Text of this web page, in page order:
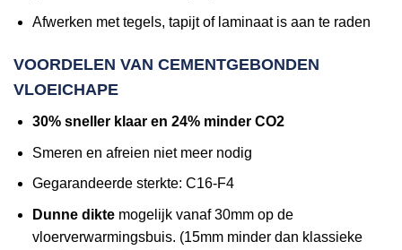
Afwerken met tegels, tapijt of laminaat is aan te raden
VOORDELEN VAN CEMENTGEBONDEN
VLOEICHAPE
30% sneller klaar en 24% minder CO2
Smeren en afreien niet meer nodig
Gegarandeerde sterkte: C16-F4
Dunne diktemogelijk vanaf 30mm op de
vloerverwarmingsbuis. (15mm minder dan klassieke